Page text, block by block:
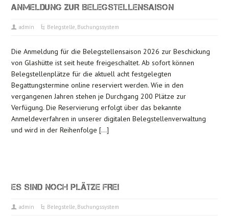
ANMELDUNG ZUR BELEGSTELLENSAISON
admin Belegstelle, Buchungssystem
Die Anmeldung für die Belegstellensaison 2026 zur Beschickung
von Glashütte ist seit heute freigeschaltet. Ab sofort können
Belegstellenplätze für die aktuell acht festgelegten
Begattungstermine online reserviert werden. Wie in den
vergangenen Jahren stehen je Durchgang 200 Plätze zur
Verfügung. Die Reservierung erfolgt über das bekannte
Anmeldeverfahren in unserer digitalen Belegstellenverwaltung
und wird in der Reihenfolge […]
ES SIND NOCH PLÄTZE FREI
admin Belegstelle, Buchungssystem